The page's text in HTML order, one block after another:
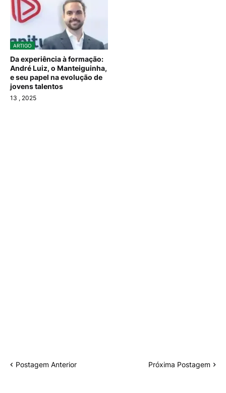
ARTIGO
Da experiência à formação:
André Luiz, o Manteiguinha,
e seu papel na evolução de
jovens talentos
13 , 2025
Postagem Anterior Próxima Postagem